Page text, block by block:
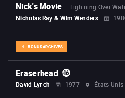
Nick's Movie
Lightning Over
Nicholas Ray & Wim Wenders
BONUS ARCHIVES
Eraserhead
David Lynch 1977 États-Unis